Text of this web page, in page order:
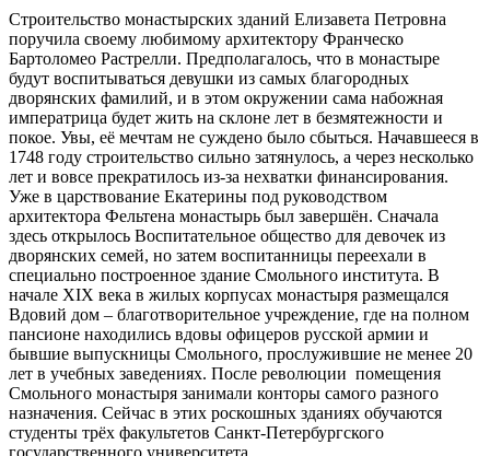
Строительство монастырских зданий Елизавета Петровна
поручила своему любимому архитектору Франческо
Бартоломео Растрелли. Предполагалось, что в монастыре
будут воспитываться девушки из самых благородных
дворянских фамилий, и в этом окружении сама набожная
императрица будет жить на склоне лет в безмятежности и
покое. Увы, её мечтам не суждено было сбыться. Начавшееся в
1748 году строительство сильно затянулось, а через несколько
лет и вовсе прекратилось из-за нехватки финансирования.
Уже в царствование Екатерины под руководством
архитектора Фельтена монастырь был завершён. Сначала
здесь открылось Воспитательное общество для девочек из
дворянских семей, но затем воспитанницы переехали в
специально построенное здание Смольного института. В
начале XIX века в жилых корпусах монастыря размещался
Вдовий дом – благотворительное учреждение, где на полном
пансионе находились вдовы офицеров русской армии и
бывшие выпускницы Смольного, прослужившие не менее 20
лет в учебных заведениях. После революции помещения
Смольного монастыря занимали конторы самого разного
назначения. Сейчас в этих роскошных зданиях обучаются
студенты трёх факультетов Санкт-Петербургского